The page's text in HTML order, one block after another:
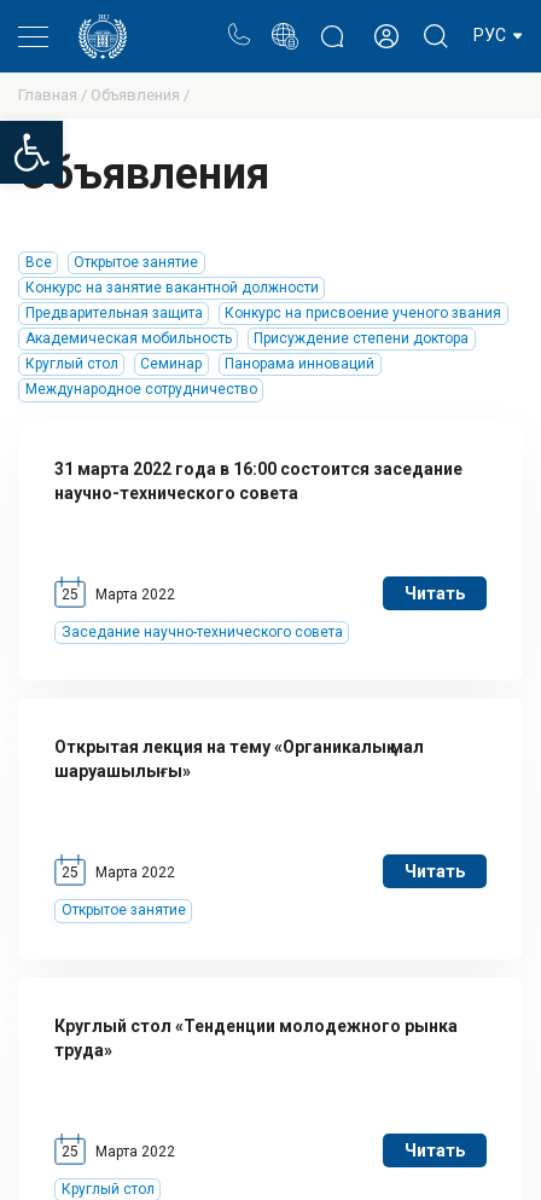
Open toolbar
РУС
Главная / Объявления /
Объявления
Все
Открытое занятие
Конкурс на занятие вакантной должности
Предварительная защита
Конкурс на присвоение ученого звания
Академическая мобильность
Присуждение степени доктора
Круглый стол
Семинар
Панорама инноваций
Международное сотрудничество
31 марта 2022 года в 16:00 состоится заседание
научно-технического совета
25 Марта 2022 Читать
Заседание научно-технического совета
Открытая лекция на тему «Органикалық мал
шаруашылығы»
25 Марта 2022 Читать
Открытое занятие
Круглый стол «Тенденции молодежного рынка
труда»
25 Марта 2022 Читать
Круглый стол